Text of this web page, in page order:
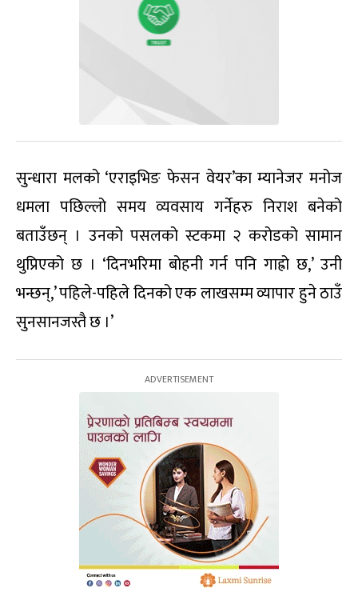
सुन्धारा मलको ‘एराइभिङ फेसन वेयर’का म्यानेजर मनोज
धमला पछिल्लो समय व्यवसाय गर्नेहरु निराश बनेको
बताउँछन् । उनको पसलको स्टकमा २ करोडको सामान
थुप्रिएको छ । ‘दिनभरिमा बोहनी गर्न पनि गाह्रो छ,’ उनी
भन्छन्,’ पहिले-पहिले दिनको एक लाखसम्म व्यापार हुने ठाउँ
सुनसानजस्तै छ ।’